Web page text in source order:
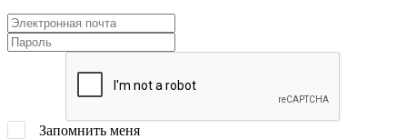
Запомнить меня